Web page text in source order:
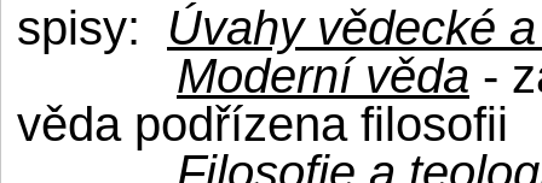
spisy:
Úvahy vědecké
Moderní věda -
věda podřízena filosofii
Filosofie a